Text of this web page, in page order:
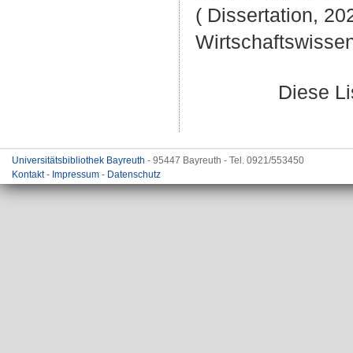
( Dissertation,
Diese
Universitätsbibliothek Bayreuth - 95447 Bayreuth - Tel. 0921/553450
Kontakt- Impressum - Datenschutz